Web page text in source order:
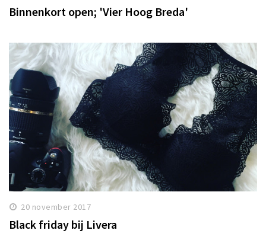
Binnenkort open; 'Vier Hoog Breda'
20 november 2017
Black friday bij Livera